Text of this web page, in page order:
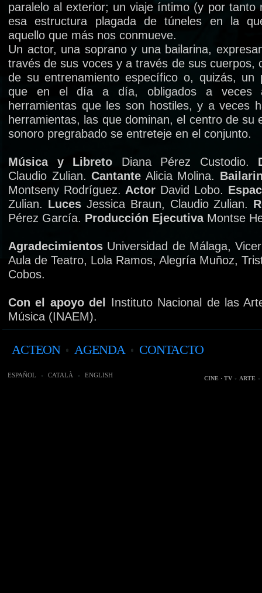
paralelo al exterior; un viaje íntimo (y por tanto
esa estructura plagada de túneles en la
aquello que más nos conmueve.
Un actor, una soprano y una bailarina,
través de sus voces y a través de sus cuerpos,
de su entrenamiento específico o, quizás, un
que en el día a día, obligados a veces
herramientas que les son hostiles, y a veces
herramientas, las que dominan, el centro de su
sonoro pregrabado se entreteje en el conjunto.
Música y Libreto Diana Pérez Custodio.
Claudio Zulian. Cantante Alicia Molina.
Montseny Rodríguez. Actor David Lobo.
Zulian. LucesJessica Braun, Claudio Zulian.
Pérez García. Producción EjecutivaMontse
Agradecimientos Universidad de Málaga,
Aula de Teatro, Lola Ramos, Alegría Muñoz,
Cobos.
Con el apoyo del
Instituto Nacional de las
Música (INAEM).
ACTEON AGENDA CONTACTO
ESPAÑOL CATALÀ ENGLISH CINE · TV ARTE